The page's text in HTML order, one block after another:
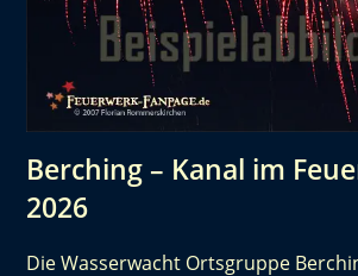
Berching – Kanal im
2026
Die Wasserwacht Ortsgruppe